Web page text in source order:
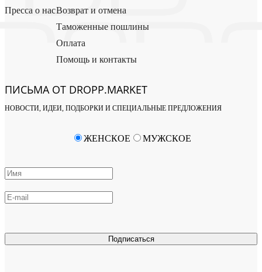
Пресса о насВозврат и отмена
Таможенные пошлины
Оплата
Помощь и контакты
ПИСЬМА ОТ DROPP.MARKET
НОВОСТИ, ИДЕИ, ПОДБОРКИ И СПЕЦИАЛЬНЫЕ ПРЕДЛОЖЕНИЯ
Подписаться
ЖЕНСКОЕ МУЖСКОЕ